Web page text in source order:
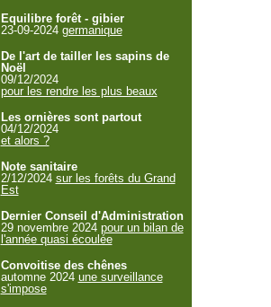
Equilibre forêt - gibier
23-09-2024 germanique
De l'art de tailler les sapins de
Noël
09/12/2024
pour les rendre les plus beaux
Les ornières sont partout
04/12/2024
et alors ?
Note sanitaire
2/12/2024 sur les forêts du Grand
Est
Dernier Conseil d'Administration
29 novembre 2024 pour un bilan de
l'année quasi écoulée
Convoitise des chênes
automne 2024 une surveillance
s'impose